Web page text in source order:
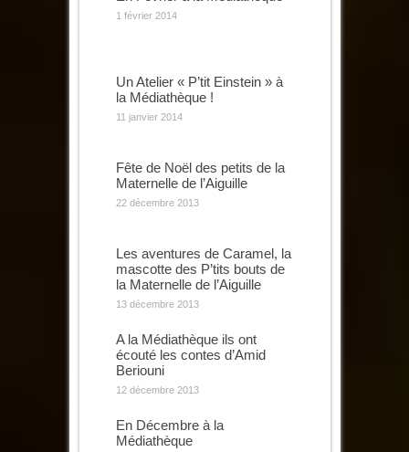
1 février 2014
Un Atelier « P’tit Einstein » à
la Médiathèque !
11 janvier 2014
Fête de Noël des petits de la
Maternelle de l’Aiguille
22 décembre 2013
Les aventures de Caramel, la
mascotte des P’tits bouts de
la Maternelle de l’Aiguille
13 décembre 2013
A la Médiathèque ils ont
écouté les contes d’Amid
Beriouni
12 décembre 2013
En Décembre à la
Médiathèque